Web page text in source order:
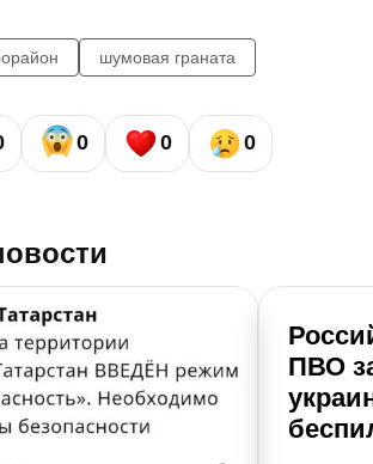
шумовая граната
0 0 0
ПВО